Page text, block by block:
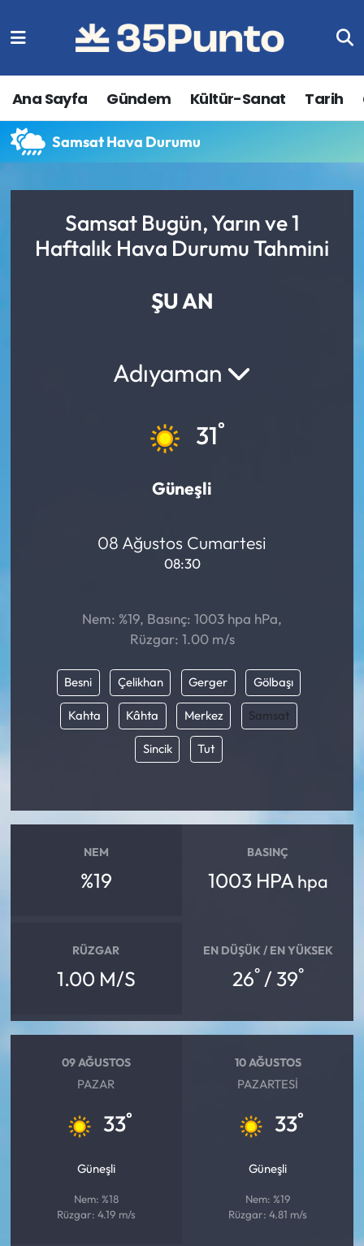
Ana Sayfa Gündem Kültür-Sanat Tarih
Samsat Hava Durumu
Samsat Bugün, Yarın ve 1
Haftalık Hava Durumu Tahmini
ŞU AN
Adıyaman
31°
Güneşli
08 Ağustos Cumartesi
08:30
Nem: %19, Basınç: 1003 hpa hPa,
Rüzgar: 1.00 m/s
Besni Çelikhan Gerger Gölbaşı
Kahta Kâhta Merkez Samsat
Sincik Tut
NEM
%19
BASINÇ
1003 HPA hpa
RÜZGAR
1.00 M/S
EN DÜŞÜK / EN YÜKSEK
26°/ 39°
09 AĞUSTOS
PAZAR
33°
Güneşli
Nem: %18
Rüzgar: 4.19 m/s
10 AĞUSTOS
PAZARTESI
33°
Güneşli
Nem: %19
Rüzgar: 4.81 m/s